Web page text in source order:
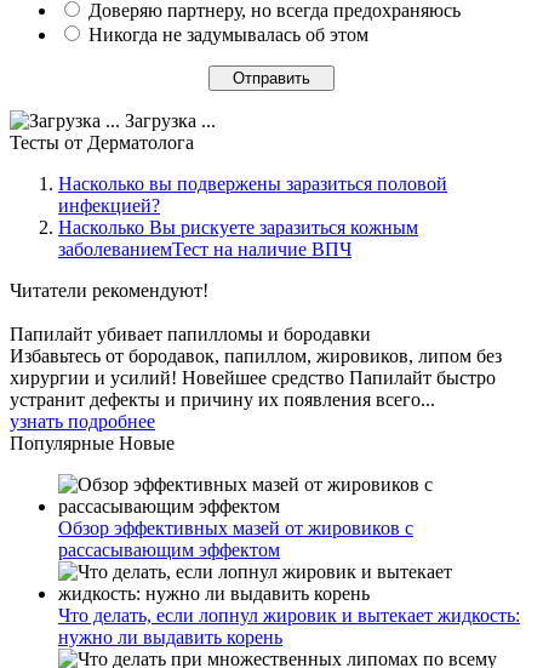
Доверяю партнеру, но всегда предохраняюсь
Никогда не задумывалась об этом
Загрузка ...
Тесты от Дерматолога
Насколько вы подвержены заразиться половой
инфекцией?
Насколько Вы рискуете заразиться кожным
заболеваниемТест на наличие ВПЧ
Читатели рекомендуют!
Папилайт убивает папилломы и бородавки
Избавьтесь от бородавок, папиллом, жировиков, липом без
хирургии и усилий! Новейшее средство Папилайт быстро
устранит дефекты и причину их появления всего...
узнать подробнее
Популярные Новые
Обзор эффективных мазей от жировиков с
рассасывающим эффектом
Что делать, если лопнул жировик и вытекает жидкость:
нужно ли выдавить корень